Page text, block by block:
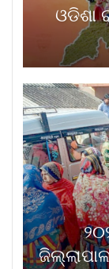
ଓଡିଶା